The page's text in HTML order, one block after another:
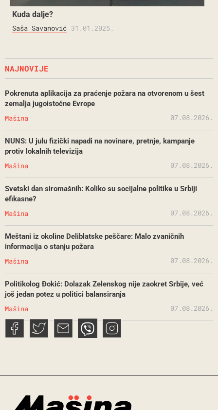
Kuda dalje?
Saša Savanović 31.01.2025.
NAJNOVIJE
Pokrenuta aplikacija za praćenje požara na otvorenom u šest
zemalja jugoistočne Evrope
Mašina 07.08.2026.
NUNS: U julu fizički napadi na novinare, pretnje, kampanje
protiv lokalnih televizija
Mašina 07.08.2026.
Svetski dan siromašnih: Koliko su socijalne politike u Srbiji
efikasne?
Mašina 07.08.2026.
Meštani iz okoline Deliblatske peščare: Malo zvaničnih
informacija o stanju požara
Mašina 07.08.2026.
Politikolog Đokić: Dolazak Zelenskog nije zaokret Srbije, već
još jedan potez u politici balansiranja
Mašina 07.08.2026.